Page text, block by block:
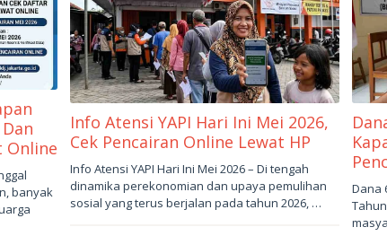
Online
banyak
Info Atensi YAPI Hari Ini Mei 2026,
Cek Pencairan Online Lewat HP
Mei
4,
2026
oleh
sukantengah
Info Atensi YAPI Hari Ini Mei 2026 – Di tengah
dinamika perekonomian dan upaya pemulihan
sosial yang terus berjalan pada tahun 2026, …
Mei
3,
Dana